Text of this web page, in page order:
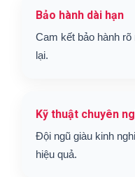
Bảo hành dài hạn
Cam kết bảo hành
lại.
Kỹ thuật chuyên
Đội ngũ giàu kinh
hiệu quả.